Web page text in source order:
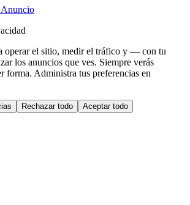
operar el sitio, medir el tráfico y — con tu
los anuncios que ves. Siempre verás
forma. Administra tus preferencias en
Rechazar todo Aceptar todo